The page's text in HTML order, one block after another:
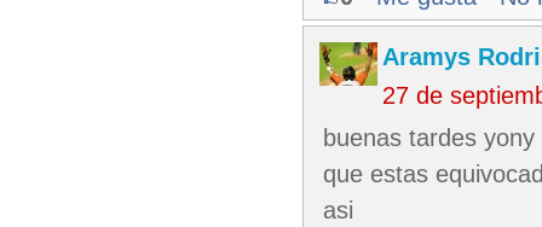
Aramys
27 de
buenas tardes
que estas
asi